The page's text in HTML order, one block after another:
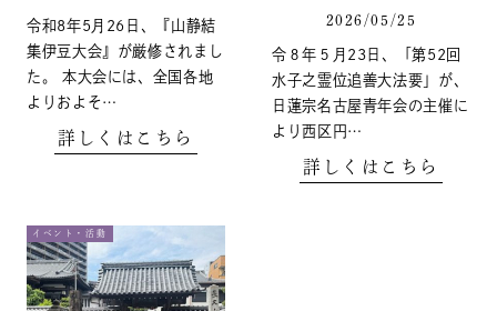
令和8年5月26日、『山静結
集伊豆大会』が厳修されまし
た。 本大会には、全国各地
よりおよそ…
詳しくはこちら
2026/05/25
令８年５月23日、「第52回
水子之霊位追善大法要」が、
日蓮宗名古屋青年会の主催に
より西区円…
詳しくはこちら
イベント・活動